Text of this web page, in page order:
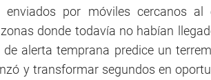
enviados por móviles cercanos al
donde todavía no habían
alerta temprana predice un
y transformar segundos en